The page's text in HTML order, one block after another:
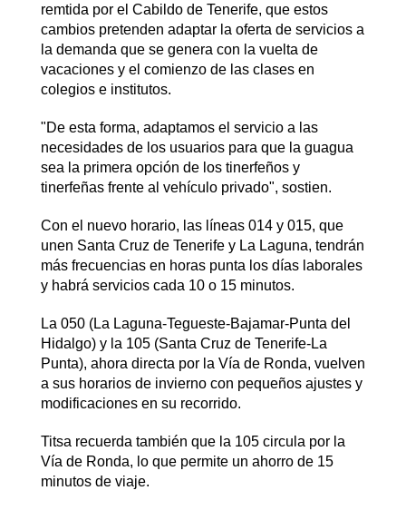
remtida por el Cabildo de Tenerife, que estos
cambios pretenden adaptar la oferta de servicios a
la demanda que se genera con la vuelta de
vacaciones y el comienzo de las clases en
colegios e institutos.
"De esta forma, adaptamos el servicio a las
necesidades de los usuarios para que la guagua
sea la primera opción de los tinerfeños y
tinerfeñas frente al vehículo privado", sostien.
Con el nuevo horario, las líneas 014 y 015, que
unen Santa Cruz de Tenerife y La Laguna, tendrán
más frecuencias en horas punta los días laborales
y habrá servicios cada 10 o 15 minutos.
La 050 (La Laguna-Tegueste-Bajamar-Punta del
Hidalgo) y la 105 (Santa Cruz de Tenerife-La
Punta), ahora directa por la Vía de Ronda, vuelven
a sus horarios de invierno con pequeños ajustes y
modificaciones en su recorrido.
Titsa recuerda también que la 105 circula por la
Vía de Ronda, lo que permite un ahorro de 15
minutos de viaje.